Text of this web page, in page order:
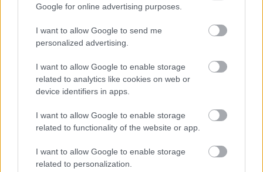
Google for online advertising purposes.
I want to allow Google to send me
personalized advertising.
I want to allow Google to enable storage
related to analytics like cookies on web or
device identifiers in apps.
I want to allow Google to enable storage
related to functionality of the website or app.
I want to allow Google to enable storage
related to personalization.